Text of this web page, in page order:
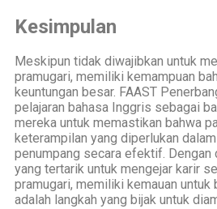
Kesimpulan
Meskipun tidak diwajibkan untuk
pramugari, memiliki kemampuan
keuntungan besar. FAAST
pelajaran bahasa Inggris sebagai
mereka untuk memastikan bahwa
keterampilan yang diperlukan
penumpang secara efektif. Dengan
yang tertarik untuk mengejar karir
pramugari, memiliki kemauan untuk
adalah langkah yang bijak untuk